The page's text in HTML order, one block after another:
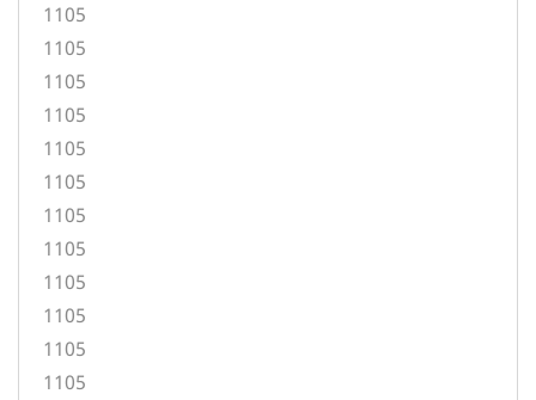
1105
1105
1105
1105
1105
1105
1105
1105
1105
1105
1105
1105